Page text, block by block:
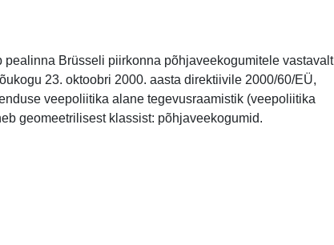
pealinna Brüsseli piirkonna põhjaveekogumitele vastavalt
23. oktoobri 2000. aasta direktiivile 2000/60/EÜ,
veepoliitika alane tegevusraamistik (veepoliitika
geomeetrilisest klassist: põhjaveekogumid.